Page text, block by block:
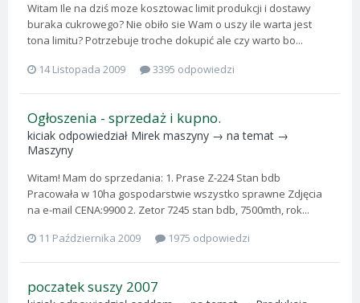
Witam Ile na dziś moze kosztowac limit produkcji i dostawy
buraka cukrowego? Nie obiło sie Wam o uszy ile warta jest
tona limitu? Potrzebuje troche dokupić ale czy warto bo...
14 Listopada 2009
3395 odpowiedzi
Ogłoszenia - sprzedaż i kupno.
kiciak odpowiedział Mirek maszyny → na temat →
Maszyny
Witam! Mam do sprzedania: 1. Prase Z-224 Stan bdb
Pracowała w 10ha gospodarstwie wszystko sprawne Zdjęcia
na e-mail CENA:9900 2. Zetor 7245 stan bdb, 7500mth, rok...
11 Października 2009
1975 odpowiedzi
poczatek suszy 2007